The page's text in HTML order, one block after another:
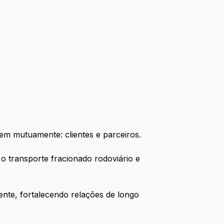
mutuamente: clientes e parceiros.
transporte fracionado rodoviário e
fortalecendo relações de longo